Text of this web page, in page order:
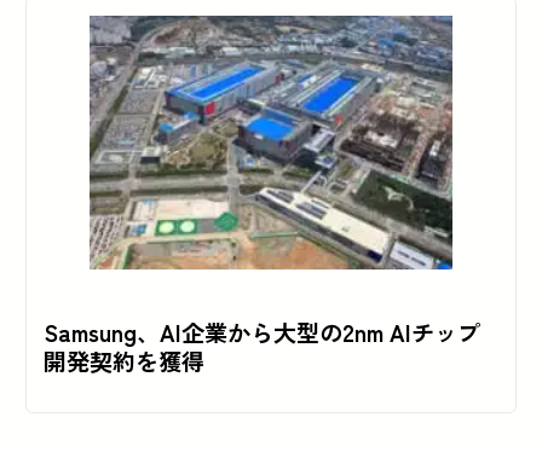
Samsung、AI企業から大型の2nm AIチップ
開発契約を獲得